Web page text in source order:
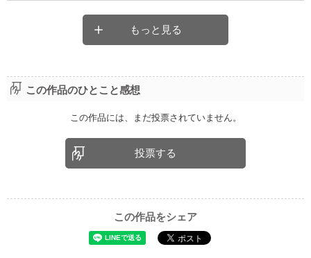
もっと見る
この作品のひとこと感想
この作品には、まだ投票されていません。
投票する
この作品をシェア